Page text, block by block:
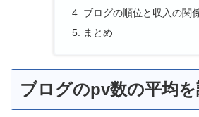
ブログの順位と収入の関
まとめ
ブログのpv数の平均を